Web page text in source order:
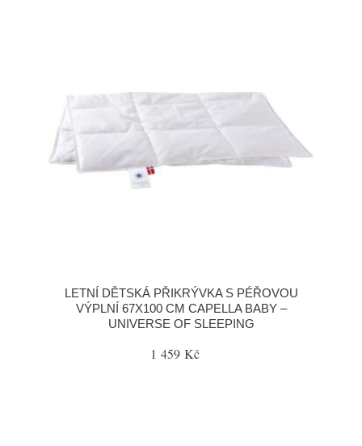
LETNÍ DĚTSKÁ PŘIKRÝVKA S PÉŘOVOU
VÝPLNÍ 67X100 CM CAPELLA BABY –
UNIVERSE OF SLEEPING
1 459 Kč